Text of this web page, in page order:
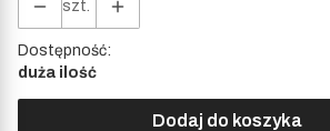
szt.
Dostępność:
duża ilość
Dodaj do koszyka